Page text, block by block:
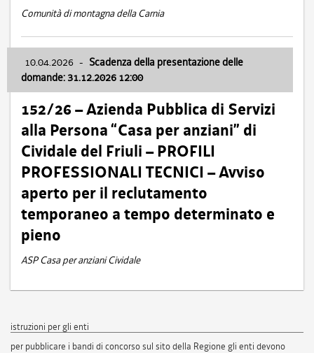
Comunità di montagna della Carnia
10.04.2026 - Scadenza della presentazione delle
domande: 31.12.2026 12:00
152/26 – Azienda Pubblica di Servizi
alla Persona “Casa per anziani” di
Cividale del Friuli – PROFILI
PROFESSIONALI TECNICI – Avviso
aperto per il reclutamento
temporaneo a tempo determinato e
pieno
ASP Casa per anziani Cividale
istruzioni per gli enti
per pubblicare i bandi di concorso sul sito della Regione gli enti devono